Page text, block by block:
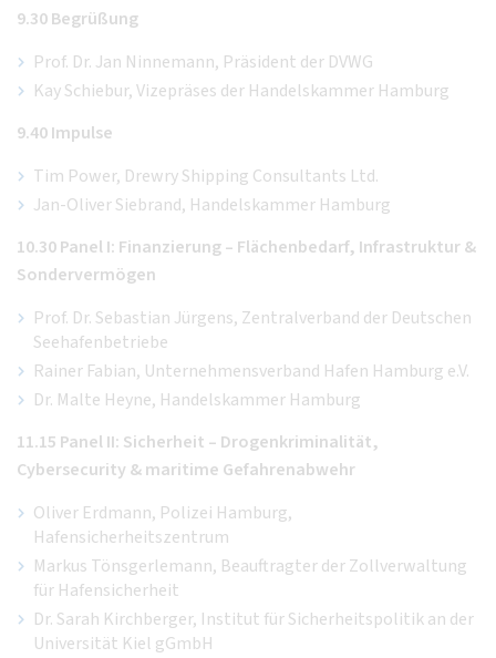
9.30 Begrüßung
Prof. Dr. Jan Ninnemann, Präsident der DVWG
Kay Schiebur, Vizepräses der Handelskammer Hamburg
9.40 Impulse
Tim Power, Drewry Shipping Consultants Ltd.
Jan-Oliver Siebrand, Handelskammer Hamburg
10.30 Panel I: Finanzierung – Flächenbedarf, Infrastruktur &
Sondervermögen
Prof. Dr. Sebastian Jürgens, Zentralverband der Deutschen
Seehafenbetriebe
Rainer Fabian, Unternehmensverband Hafen Hamburg e.V.
Dr. Malte Heyne, Handelskammer Hamburg
11.15 Panel II: Sicherheit – Drogenkriminalität,
Cybersecurity & maritime Gefahrenabwehr
Oliver Erdmann, Polizei Hamburg,
Hafensicherheitszentrum
Markus Tönsgerlemann, Beauftragter der Zollverwaltung
für Hafensicherheit
Dr. Sarah Kirchberger, Institut für Sicherheitspolitik an der
Universität Kiel gGmbH